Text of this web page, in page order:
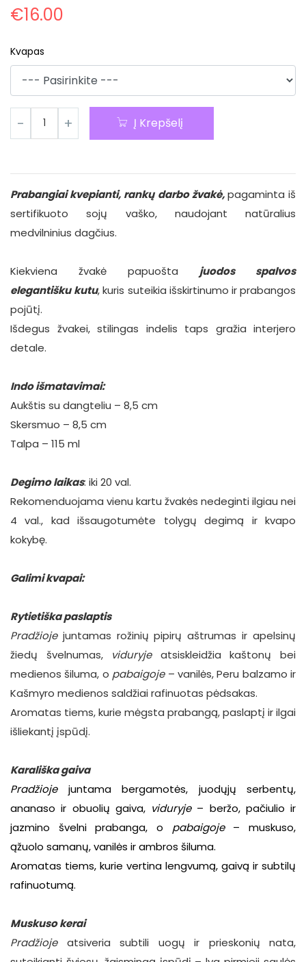
€16.00
Kvapas
Į Krepšelį
Prabangiai kvepianti, rankų darbo žvakė,pagaminta iš
sertifikuoto sojų vaško, naudojant natūralius
medvilninius dagčius.
Kiekviena žvakė papuošta juodos spalvos
elegantišku kutu, kuris suteikia išskirtinumo ir prabangos
pojūtį.
Išdegus žvakei, stilingas indelis taps gražia interjero
detale.
Indo išmatavimai:
Aukštis su dangteliu – 8,5 cm
Skersmuo – 8,5 cm
Talpa – 115 ml
Degimo laikas: iki 20 val.
Rekomenduojama vienu kartu žvakės nedeginti ilgiau nei
4 val., kad išsaugotumėte tolygų degimą ir kvapo
kokybę.
Galimi kvapai:
Rytietiška paslaptis
Pradžiojejuntamas rožinių pipirų aštrumas ir apelsinų
žiedų švelnumas, viduryjeatsiskleidžia kaštonų bei
medienos šiluma, o pabaigoje– vanilės, Peru balzamo ir
Kašmyro medienos saldžiai rafinuotas pėdsakas.
Aromatas tiems, kurie mėgsta prabangą, paslaptį ir ilgai
išliekantį įspūdį.
Karališka gaiva
Pradžiojejuntama bergamotės, juodųjų serbentų,
ananaso ir obuolių gaiva, viduryje– beržo, pačiulio ir
jazmino švelni prabanga, o pabaigoje– muskuso,
ąžuolo samanų, vanilės ir ambros šiluma.
Aromatas tiems, kurie vertina lengvumą, gaivą ir subtilų
rafinuotumą.
Muskuso kerai
Pradžiojeatsiveria subtili uogų ir prieskonių nata,